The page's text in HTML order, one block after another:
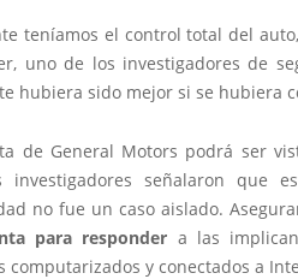
teníamos el control total del
uno de los investigadores de
hubiera sido mejor si se hubiera
de General Motors podrá ser
investigadores señalaron que
no fue un caso aislado.
para responder a las
computarizados y conectados a